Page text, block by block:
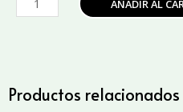
Aloe
cantidad
AÑADIR AL
Productos relacionados